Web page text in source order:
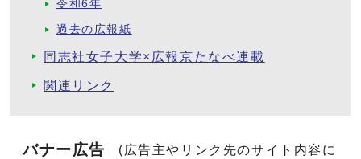
令和6年
過去の広報紙
同志社女子大学×広報京たなべ連載
関連リンク
バナー広告
(広告主やリンク先のサイト内容に